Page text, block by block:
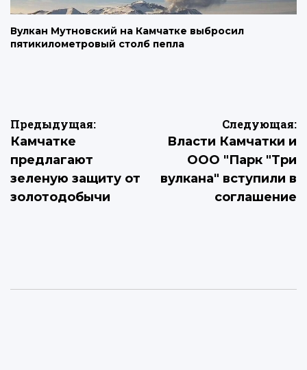
Вулкан Мутновский на Камчатке выбросил
пятикилометровый столб пепла
Навигация
по
записям
Предыдущая:
Камчатке
предлагают
зеленую защиту от
золотодобычи
Следующая:
Власти Камчатки и
ООО "Парк "Три
вулкана" вступили в
соглашение